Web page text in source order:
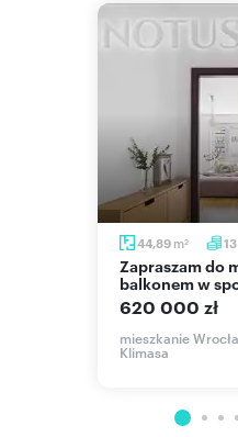
44,89 m2
Zapraszam do mieszkania 45 m² z
balkonem w
620 000 zł
mieszkanie
Klimasa